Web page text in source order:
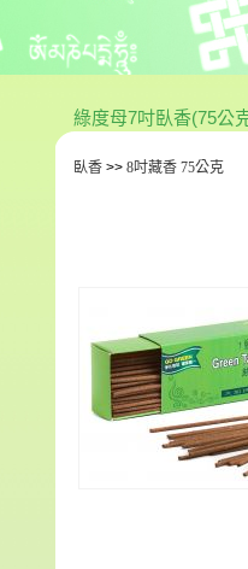
綠度母7吋臥香(75公
臥香>> 8吋藏香 75公克